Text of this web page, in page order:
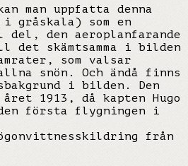
man uppfatta denna
gråskala) som en
den aeroplanfarande
skämtsamma i bilden
som valsar
snön. Och ändå finns
i bilden. Den
1913, då kapten Hugo
första flygningen i
ögonvittnesskildring från